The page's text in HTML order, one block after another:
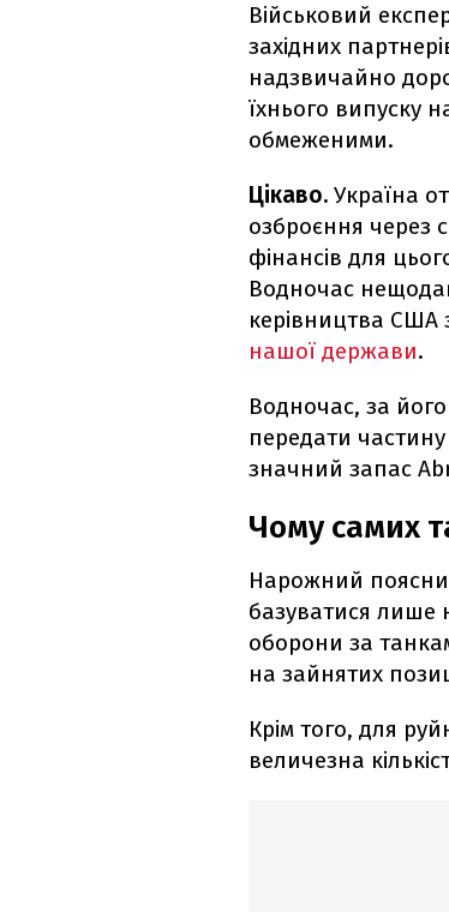
Військовий
західних
надзвичайно
їхнього випуску
обмеженими.
Цікаво. Україна
озброєння через
фінансів для
Водночас
керівництва США
нашої держави.
Водночас, за
передати частину
значний запас
Чому самих
Нарожний
базуватися лише
оборони за
на зайнятих
Крім того, для
величезна